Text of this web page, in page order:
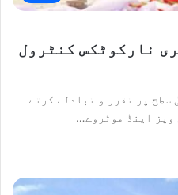
نارکوٹکس کنٹرول
سطح پر تقرر و تبادلے کرتے
ویز اینڈ موٹروے…